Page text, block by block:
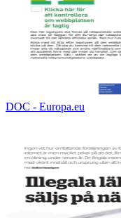
DOC - Europa.eu